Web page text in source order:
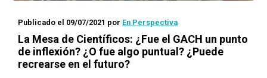
Publicado el 09/07/2021 por En Perspectiva
La Mesa de Científicos: ¿Fue el GACH un punto
de inflexión? ¿O fue algo puntual? ¿Puede
recrearse en el futuro?